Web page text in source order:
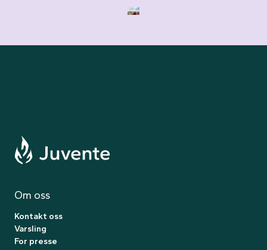
Til forsiden
Om oss
Kontakt oss
Varsling
For presse